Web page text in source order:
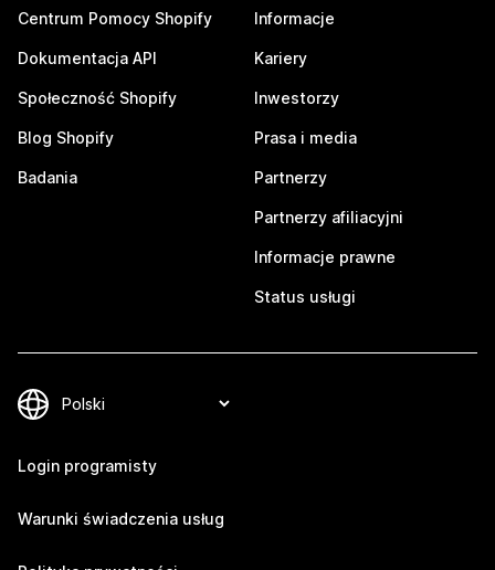
Centrum Pomocy Shopify
Dokumentacja API
Społeczność Shopify
Blog Shopify
Badania
Informacje
Kariery
Inwestorzy
Prasa i media
Partnerzy
Partnerzy afiliacyjni
Informacje prawne
Status usługi
Login programisty
Warunki świadczenia usług